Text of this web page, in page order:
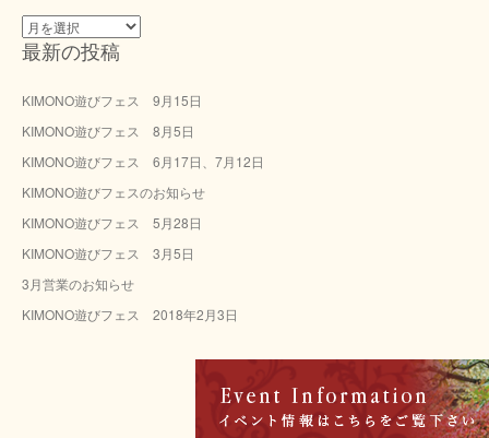
月
別
カ
イ
ブ
最新の投稿
KIMONO遊びフェス 9月15日
KIMONO遊びフェス 8月5日
KIMONO遊びフェス 6月17日、7月12日
KIMONO遊びフェスのお知らせ
KIMONO遊びフェス 5月28日
KIMONO遊びフェス 3月5日
3月営業のお知らせ
KIMONO遊びフェス 2018年2月3日